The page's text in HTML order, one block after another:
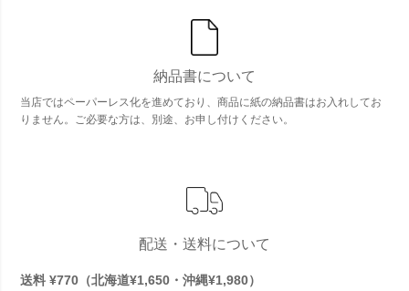
納品書について
当店ではペーパーレス化を進めており、商品に紙の納品書はお入れしてお
りません。ご必要な方は、別途、お申し付けください。
配送・送料について
送料 ¥770（北海道¥1,650・沖縄¥1,980）